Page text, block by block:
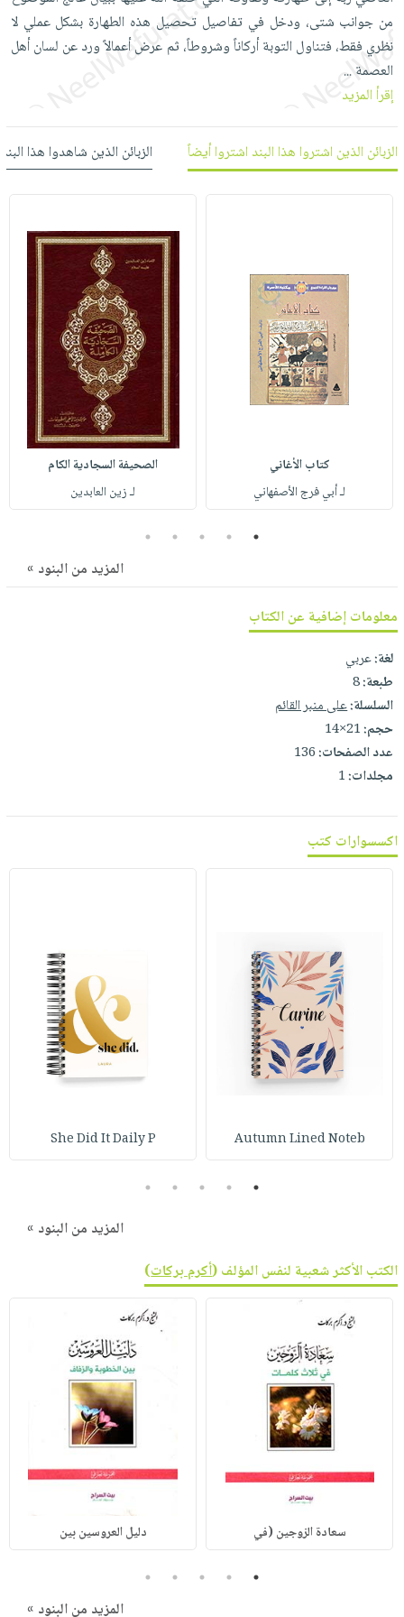
العناية
بالأسنان
الحمية
والتغذية
أدوات
المائدة
الأوعية
والتخزين
أدوات
المطبخ
الأكثر
مبيعاً
العودة
للمدارس
كتب
اكسسوارات
منزلية
مطرزات
حقائب
حلي
عناية
صابون
مناسبات
شحن
مجاني
بنود
مختارة
اشتراكات
كل
الاشتراكات
صندوق
حدود
بحث
متقدم
عن
الشركة
سياسة
الشركة
طرحها
كتابك
تواصل
معنا
حسابك
الأمنيات
من جوانب شتى، ودخل في تفاصيل تحصيل هذه الطهارة بشكل عملي لا
نظري فقط، فتناول التوبة أركاناً وشروطاً، ثم عرض أعمالاً ورد عن لسان أهل
العصمة...
إقرأ المزيد
الزبائن الذين اشتروا هذا البند اشتروا أيضاً الزبائن الذين شاهدوا هذا
كتاب الأغاني
لـ أبي فرج الأصفهاني
الصحيفة السجادية الكام
لـ زين العابدين
1
2
3
4
5
المزيد من البنود »
معلومات إضافية عن الكتاب
لغة:عربي
طبعة:8
السلسلة:على منبر القائم
حجم:21×14
عدد الصفحات:136
مجلدات:1
اكسسوارات كتب
Autumn Lined Noteb
She Did It Daily P
1
2
3
4
5
المزيد من البنود »
الكتب الأكثر شعبية لنفس المؤلف (أكرم بركات)
سعادة الزوجين (في دليل العروسين بين
1
2
3
4
5
المزيد من البنود »